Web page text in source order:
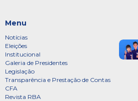
Menu
Notícias
Eleições
Institucional
Galeria de Presidentes
Legislação
Transparência e Prestação de Contas
CFA
Revista RBA